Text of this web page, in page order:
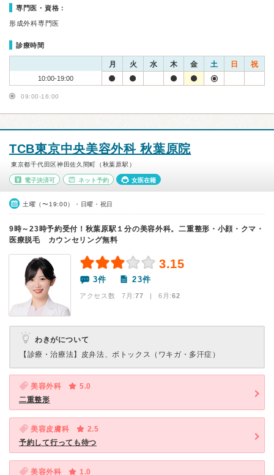
専門医・資格：
形成外科専門医
診療時間
月 火 水 木 金 土 日 祝
10:00-19:00
09:00-16:00
TCB東京中央美容外科 秋葉原院
東京都千代田区神田佐久間町（秋葉原駅）
電子決済可 ネット予約 女医在籍
土曜（〜19:00）・日曜・祝日
9時～23時予約受付！秋葉原駅１分の美容外科。二重整形・小顔・クマ・
医療脱毛 カウンセリング無料
3.15
3件 23件
アクセス数 7月:77 | 6月:62
わきがについて
【診療・治療法】 皮弁法、ボトックス（ワキガ・多汗症）
美容外科
5.0
二重整形
美容皮膚科
2.5
予約して行っても待つ
美容外科
1.0